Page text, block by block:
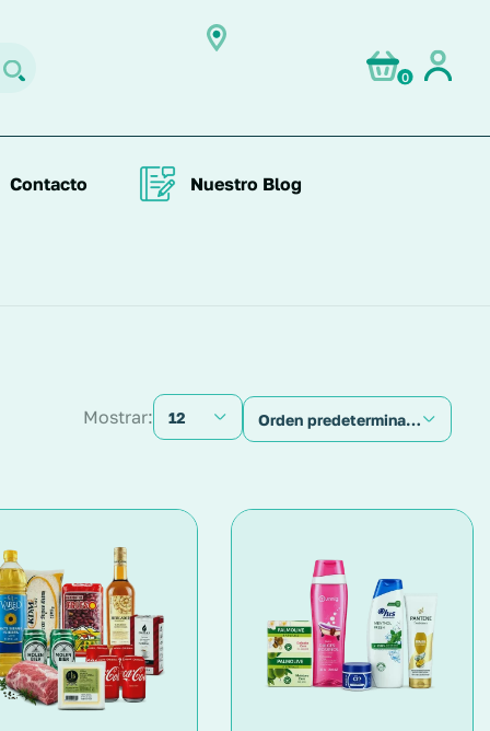
0
Contacto Nuestro Blog
Mostrar: 12 Orden predeterminado